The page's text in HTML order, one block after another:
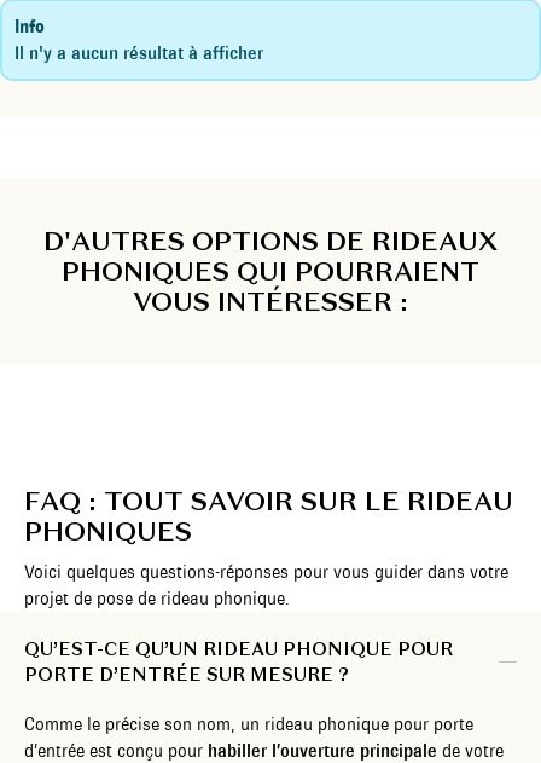
Info
Il n'y a aucun résultat à afficher
D'AUTRES OPTIONS DE RIDEAUX
PHONIQUES QUI POURRAIENT
VOUS INTÉRESSER :
FAQ : TOUT SAVOIR SUR LE RIDEAU
PHONIQUES
Voici quelques questions-réponses pour vous guider dans votre
projet de pose de rideau phonique.
QU’EST-CE QU’UN RIDEAU PHONIQUE POUR
PORTE D’ENTRÉE SUR MESURE ?
Comme le précise son nom, un rideau phonique pour porte
d’entrée est conçu pour habiller l’ouverture principale de votre